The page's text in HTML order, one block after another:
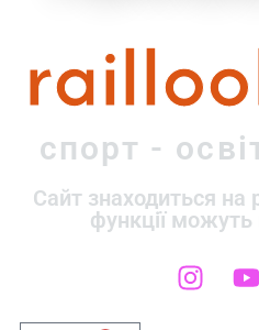
спорт -
Сайт знаходиться на
функції